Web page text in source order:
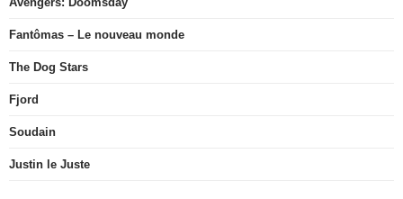
Fantômas – Le nouveau monde
The Dog Stars
Fjord
Soudain
Justin le Juste